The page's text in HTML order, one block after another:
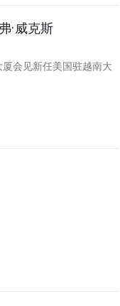
·威克斯
会见新任美国驻越南大